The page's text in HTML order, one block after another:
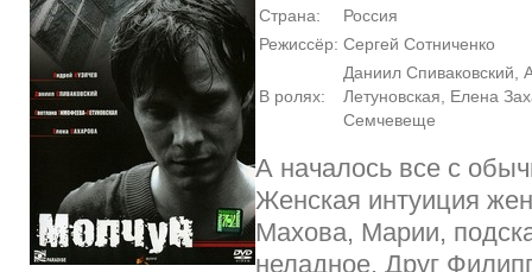
Страна:
Россия
Режиссёр: Сергей Сотниченко
В ролях:
Даниил Спиваковский,
Летуновская, Елена
Семчевеще
А началось все с
Женская интуиция
Махова, Марии,
неладное. Друг